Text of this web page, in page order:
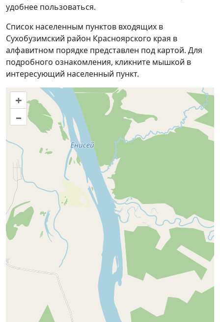
удобнее пользоваться.
Список населенным пунктов входящих в
Сухобузимский район Красноярского края в
алфавитном порядке представлен под картой. Для
подробного ознакомления, кликните мышкой в
интересующий населенный пункт.
+
–